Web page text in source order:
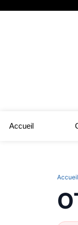
Accueil
Accueil